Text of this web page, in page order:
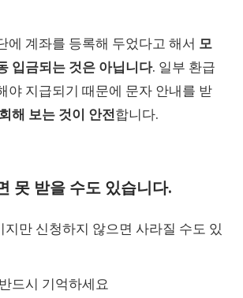
에 계좌를 등록해 두었다고 해서 모
입금되는 것은 아닙니다. 일부 환급
야 지급되기 때문에 문자 안내를 받
해 보는 것이 안전합니다.
못 받을 수도 있습니다.
지만 신청하지 않으면 사라질 수도 있
드시 기억하세요